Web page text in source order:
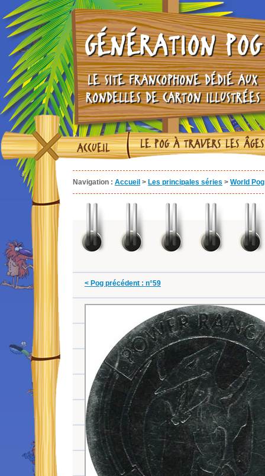
GÉNÉRATION POG
LE SITE FRANCOPHONE DÉDIÉ AUX
RONDELLES DE CARTON ILLUSTRÉES
ACCUEIL LE POG À TRAVERS LES ÂGES
Navigation : Accueil > Les principales séries > World
< Pog précédent : n°59